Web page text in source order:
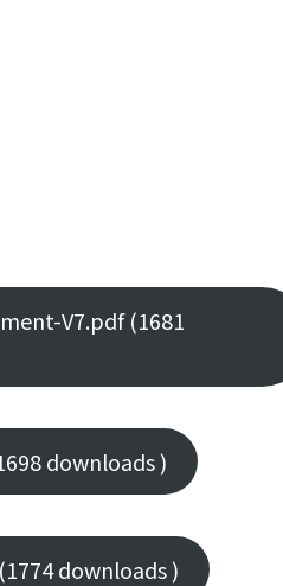
V7.pdf (1681
downloads )
downloads )